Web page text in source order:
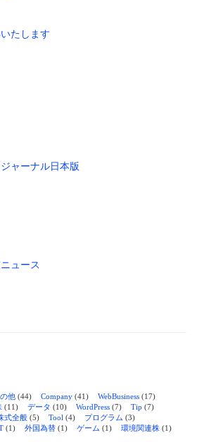
たします
ャーナル日本版
ュース
他 (44) Company (41) WebBusiness (17)
(11) データ (10) WordPress (7) Tip (7)
式全般 (5) Tool (4) プログラム (3)
(1) 外国為替 (1) ゲーム (1) 環境関連株 (1)